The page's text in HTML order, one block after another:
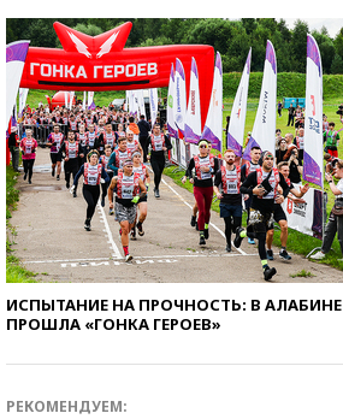
ИСПЫТАНИЕ НА ПРОЧНОСТЬ: В АЛАБИНЕ
ПРОШЛА «ГОНКА ГЕРОЕВ»
РЕКОМЕНДУЕМ: